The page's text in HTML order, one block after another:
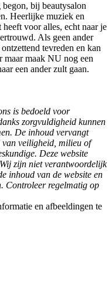
begon, bij beautysalon
Heerlijke muziek en
voor alles, echt naar je
Als geen ander
tevreden en kan
maar maak NU nog een
een ander zult gaan.
is bedoeld voor
zorgvuldigheid kunnen
De inhoud vervangt
van veiligheid, milieu of
Deze website
zijn niet verantwoordelijk
inhoud van de website en
Controleer regelmatig op
en afbeeldingen te